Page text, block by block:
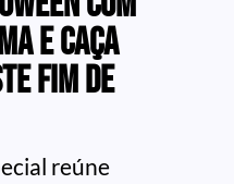
e caça
fim de
reúne